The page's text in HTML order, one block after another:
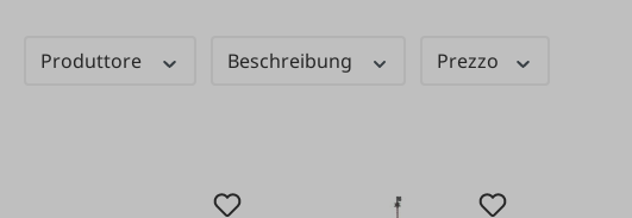
Produttore Beschreibung Prezzo